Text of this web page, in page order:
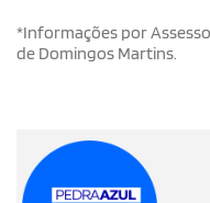
*Informações por
de Domingos Martins.